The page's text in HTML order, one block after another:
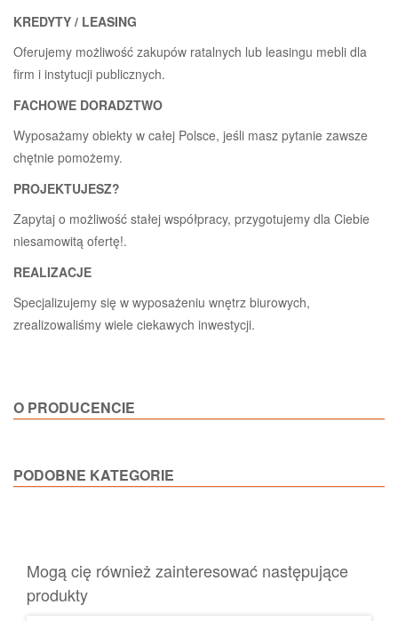
KREDYTY / LEASING
Oferujemy możliwość zakupów ratalnych lub leasingu mebli dla
firm i instytucji publicznych.
FACHOWE DORADZTWO
Wyposażamy obiekty w całej Polsce, jeśli masz pytanie zawsze
chętnie pomożemy.
PROJEKTUJESZ?
Zapytaj o możliwość stałej współpracy, przygotujemy dla Ciebie
niesamowitą ofertę!.
REALIZACJE
Specjalizujemy się w wyposażeniu wnętrz biurowych,
zrealizowaliśmy wiele ciekawych inwestycji.
O PRODUCENCIE
PODOBNE KATEGORIE
Mogą cię również zainteresować następujące
produkty